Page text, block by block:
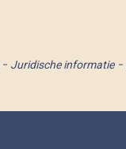
Juridische informatie